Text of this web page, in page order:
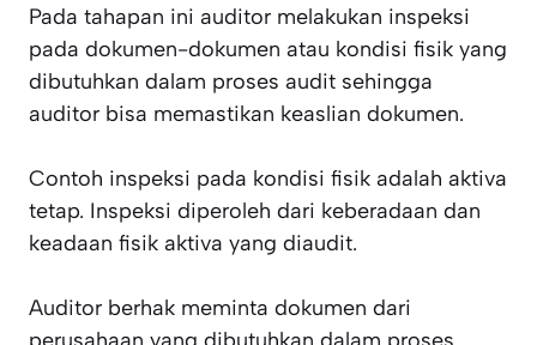
Pada tahapan ini auditor melakukan inspeksi
pada dokumen-dokumen atau kondisi fisik yang
dibutuhkan dalam proses audit sehingga
auditor bisa memastikan keaslian dokumen.
Contoh inspeksi pada kondisi fisik adalah aktiva
tetap. Inspeksi diperoleh dari keberadaan dan
keadaan fisik aktiva yang diaudit.
Auditor berhak meminta dokumen dari